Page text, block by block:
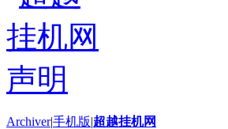
Archiver|手机版|超越挂机网